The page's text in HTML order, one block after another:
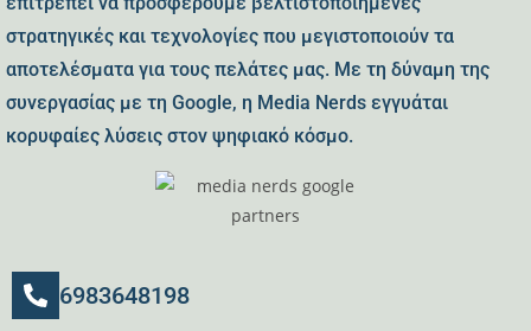
στρατηγικές και τεχνολογίες που μεγιστοποιούν τα
αποτελέσματα για τους πελάτες μας. Με τη δύναμη της
συνεργασίας με τη Google, η Media Nerds εγγυάται
κορυφαίες λύσεις στον ψηφιακό κόσμο.
6983648198